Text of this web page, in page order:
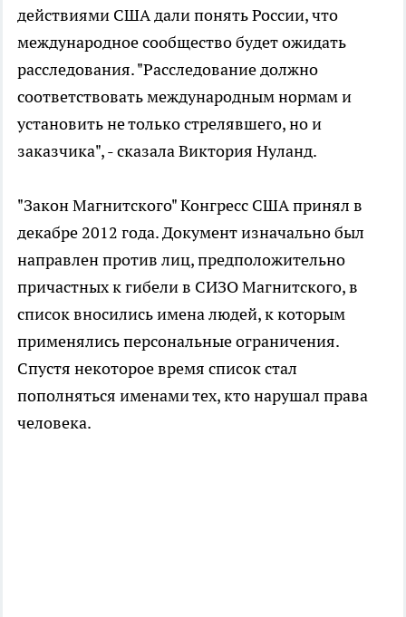
действиями США дали понять России, что
международное сообщество будет ожидать
расследования. "Расследование должно
соответствовать международным нормам и
установить не только стрелявшего, но и
заказчика", - сказала Виктория Нуланд.
"Закон Магнитского" Конгресс США принял в
декабре 2012 года. Документ изначально был
направлен против лиц, предположительно
причастных к гибели в СИЗО Магнитского, в
список вносились имена людей, к которым
применялись персональные ограничения.
Спустя некоторое время список стал
пополняться именами тех, кто нарушал права
человека.